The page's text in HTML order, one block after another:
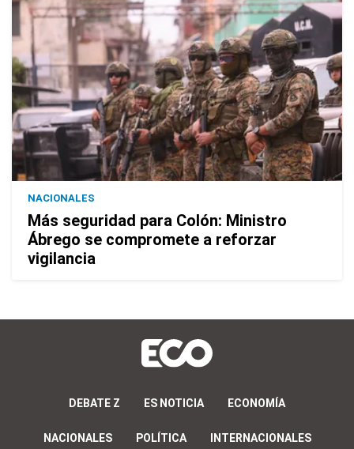
NACIONALES
Más seguridad para Colón: Ministro
Ábrego se compromete a reforzar
vigilancia
DEBATE Z ES NOTICIA ECONOMÍA
NACIONALES POLÍTICA INTERNACIONALES